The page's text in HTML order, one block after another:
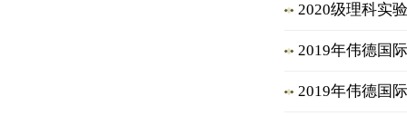
2020级理科实
2019年伟德国
2019年伟德国